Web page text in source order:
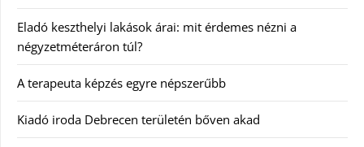
Eladó keszthelyi lakások árai: mit érdemes nézni a
négyzetméteráron túl?
A terapeuta képzés egyre népszerűbb
Kiadó iroda Debrecen területén bőven akad